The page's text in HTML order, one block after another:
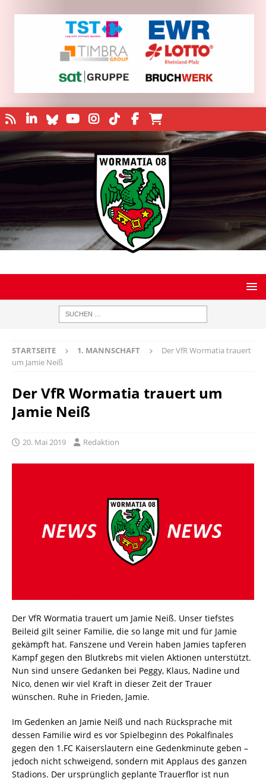
STARTSEITE 1. MANNSCHAFT
Der VfR Wormatia trauert
um Jamie Neiß
Der VfR Wormatia trauert um
Jamie Neiß
20. Mai 2019 Redaktion
Der VfR Wormatia trauert um Jamie Neiß. Unser tiefstes
Beileid gilt seiner Familie, die so lange mit und für Jamie
gekämpft hat. Fanszene und Verein haben Jamies tapferen
Kampf gegen den Blutkrebs mit vielen Aktionen unterstützt.
Nun sind unsere Gedanken bei Peggy, Klaus, Nadine und
Nico, denen wir viel Kraft in dieser Zeit der Trauer
wünschen. Ruhe in Frieden, Jamie.
Im Gedenken an Jamie Neiß und nach Rücksprache mit
dessen Familie wird es vor Spielbeginn des Pokalfinales
gegen den 1.FC Kaiserslautern eine Gedenkminute geben –
jedoch nicht schweigend, sondern mit Applaus des ganzen
Stadions. Der ursprünglich geplante Trauerflor ist nun